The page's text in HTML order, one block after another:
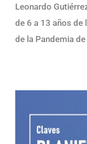
Leonardo
de 6 a 13 años
de la Pandemia